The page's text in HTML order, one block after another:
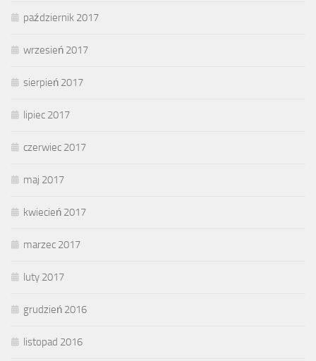
październik 2017
wrzesień 2017
sierpień 2017
lipiec 2017
czerwiec 2017
maj 2017
kwiecień 2017
marzec 2017
luty 2017
grudzień 2016
listopad 2016